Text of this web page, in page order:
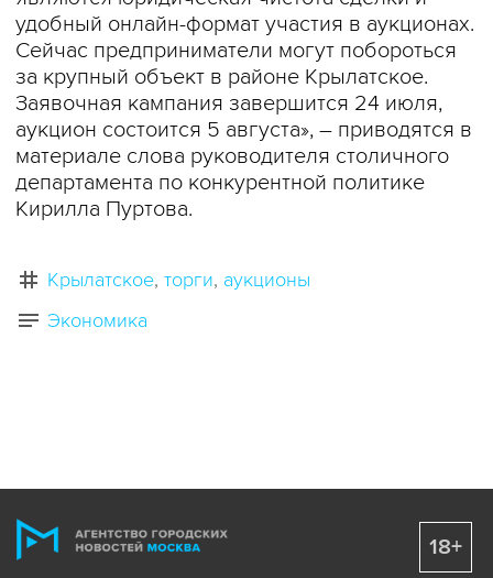
удобный онлайн-формат участия в аукционах.
Сейчас предприниматели могут побороться
за крупный объект в районе Крылатское.
Заявочная кампания завершится 24 июля,
аукцион состоится 5 августа», – приводятся в
материале слова руководителя столичного
департамента по конкурентной политике
Кирилла Пуртова.
Крылатское торги аукционы
Экономика
18+